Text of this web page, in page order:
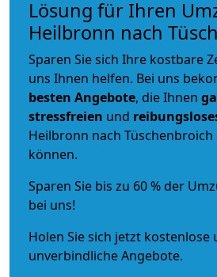
Lösung für Ihren
Heilbronn nach
Sparen Sie sich Ihre kostbare
uns Ihnen helfen. Bei uns
besten Angebote, die Ihnen
stressfreien und
Heilbronn nach
können.
Sparen Sie bis zu 60 % der
bei uns!
Holen Sie sich jetzt kostenlose
unverbindliche Angebote.